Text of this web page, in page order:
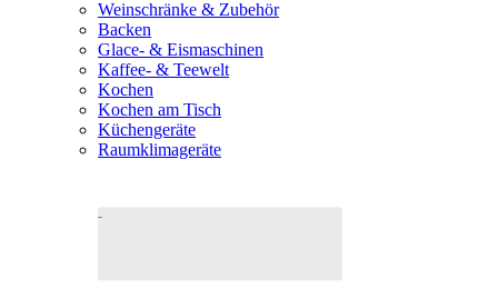
Weinschränke & Zubehör
Backen
Glace- & Eismaschinen
Kaffee- & Teewelt
Kochen
Kochen am Tisch
Küchengeräte
Raumklimageräte